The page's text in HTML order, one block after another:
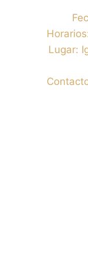
Lugar: